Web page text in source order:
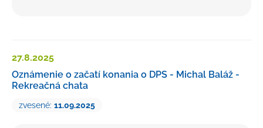
27.8.2025
Oznámenie o začatí konania o DPS - Michal Baláž -
Rekreačná chata
zvesené: 11.09.2025